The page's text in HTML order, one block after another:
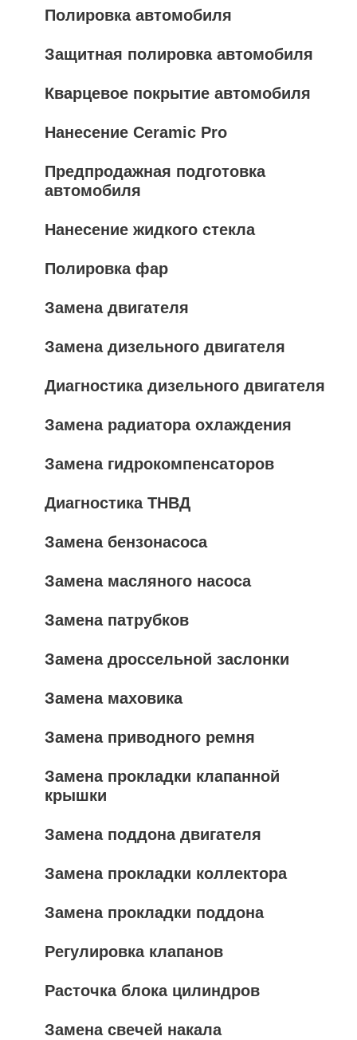
Полировка автомобиля
Защитная полировка автомобиля
Кварцевое покрытие автомобиля
Нанесение Ceramic Pro
Предпродажная подготовка
автомобиля
Нанесение жидкого стекла
Полировка фар
Замена двигателя
Замена дизельного двигателя
Диагностика дизельного двигателя
Замена радиатора охлаждения
Замена гидрокомпенсаторов
Диагностика ТНВД
Замена бензонасоса
Замена масляного насоса
Замена патрубков
Замена дроссельной заслонки
Замена маховика
Замена приводного ремня
Замена прокладки клапанной
крышки
Замена поддона двигателя
Замена прокладки коллектора
Замена прокладки поддона
Регулировка клапанов
Расточка блока цилиндров
Замена свечей накала